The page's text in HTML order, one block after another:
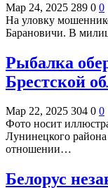
Мар 24, 2025 289 0 0
На уловку
Барановичи. В
Рыбалка
Брестской
Мар 22, 2025 304 0 0
Фото носит
Лунинецкого района
отношении…
Белорус